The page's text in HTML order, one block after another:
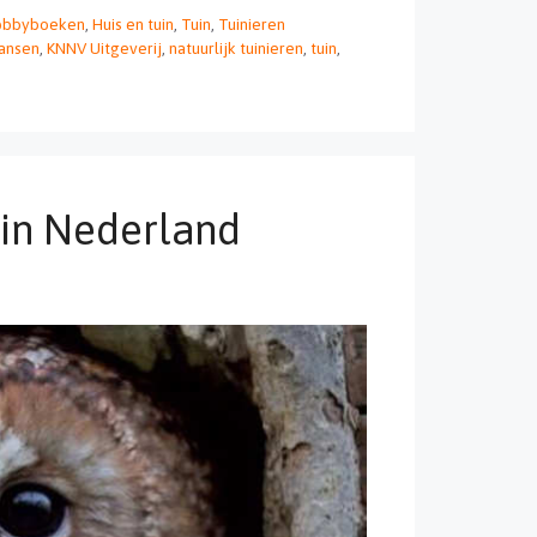
Huis en tuin Tuin Tuinieren
KNNV Uitgeverij natuurlijk tuinieren tuin
Nederland